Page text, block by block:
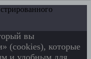
вы
(cookies), которые